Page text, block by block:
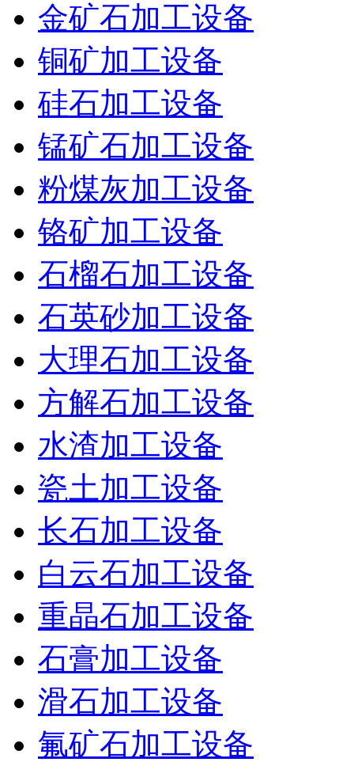
金矿石加工设备
铜矿加工设备
硅石加工设备
锰矿石加工设备
粉煤灰加工设备
铬矿加工设备
石榴石加工设备
石英砂加工设备
大理石加工设备
方解石加工设备
水渣加工设备
瓷土加工设备
长石加工设备
白云石加工设备
重晶石加工设备
石膏加工设备
滑石加工设备
氟矿石加工设备